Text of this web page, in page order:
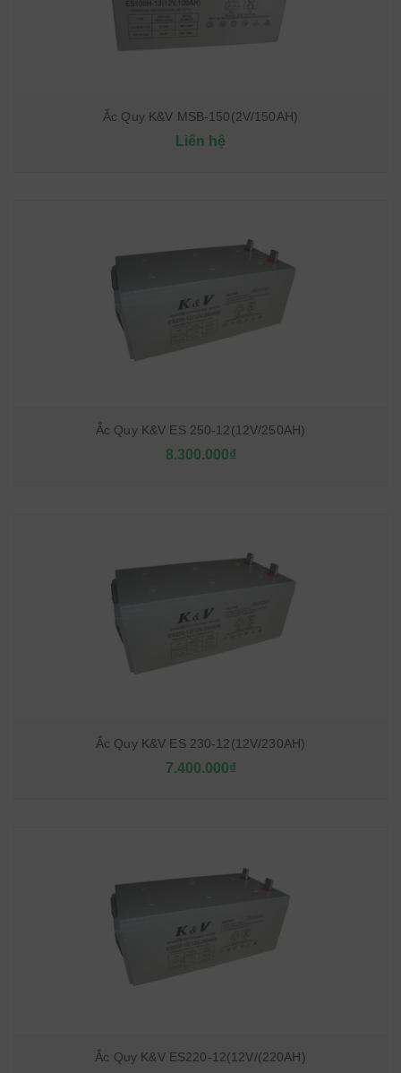
Ắc Quy K&V MSB-150(2V/150AH)
Liên hệ
Ắc Quy K&V ES 250-12(12V/250AH)
8.300.000₫
Ắc Quy K&V ES 230-12(12V/230AH)
7.400.000₫
Ắc Quy K&V ES220-12(12V/(220AH)